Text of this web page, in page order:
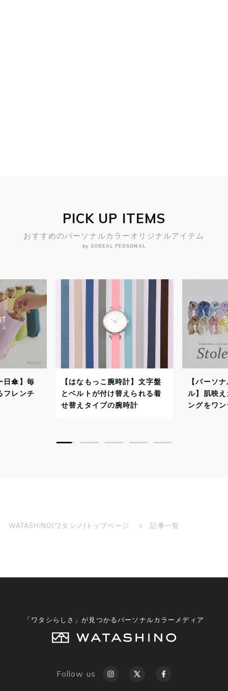
PICK UP ITEMS
おすすめのパーソナルカラーオリジナルアイテム
by SOREAL PERSONAL
】文字盤
られる着
【パーソナルカラーストー
ル】肌映えカラーでスタイリ
ングをワンランクアップ！
【パーソ
自分に似
で顔映り
WATASHINO(ワタシノ)トップページ 記事一覧
「ワタシらしさ」が見つかるパーソナルカラーメディア
Follow us